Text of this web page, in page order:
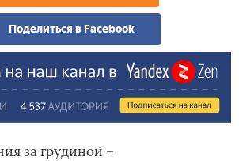
Поделиться в Facebook
за грудиной –